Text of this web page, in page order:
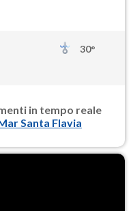
30°
in tempo reale
Santa Flavia